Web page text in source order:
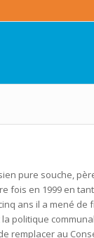
pure souche,
fois en 1999 en
ans il a mené de
la politique
remplacer au